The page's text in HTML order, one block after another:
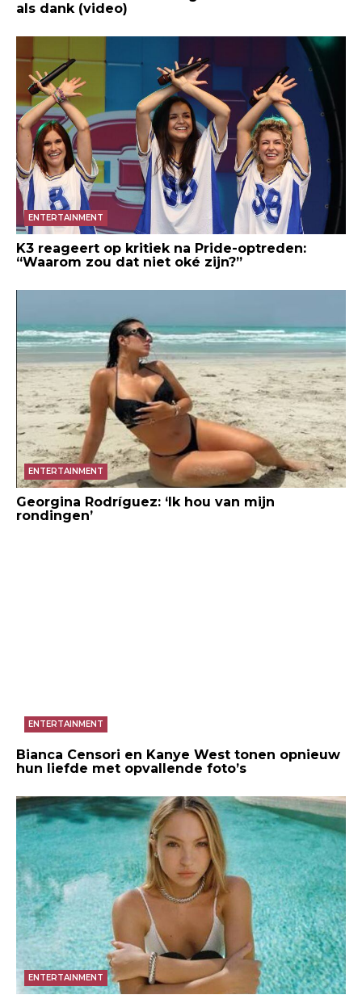
als dank (video)
ENTERTAINMENT
K3 reageert op kritiek na Pride-optreden:
“Waarom zou dat niet oké zijn?”
ENTERTAINMENT
Georgina Rodríguez: ‘Ik hou van mijn
rondingen’
ENTERTAINMENT
Bianca Censori en Kanye West tonen opnieuw
hun liefde met opvallende foto’s
ENTERTAINMENT